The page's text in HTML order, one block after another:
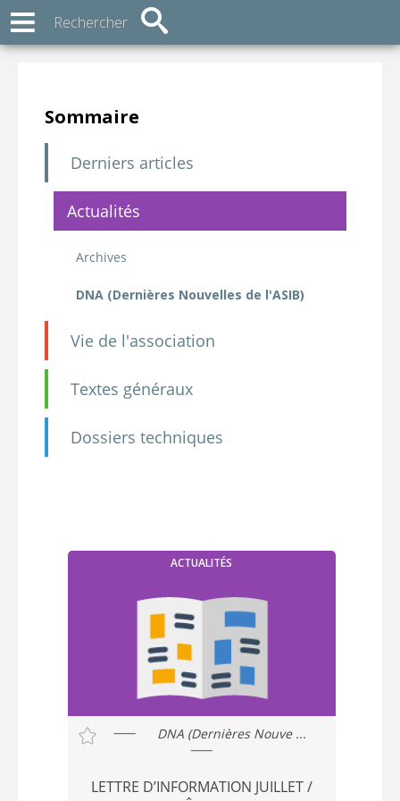
Sommaire
Derniers articles
Actualités
Archives
DNA (Dernières Nouvelles de l'ASIB)
Vie de l'association
Textes généraux
Dossiers techniques
ACTUALITÉS
DNA (Dernières Nouve ...
LETTRE D’INFORMATION JUILLET /